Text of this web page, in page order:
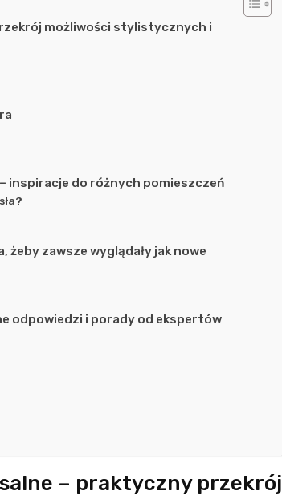
możliwości stylistycznych i
inspiracje do różnych pomieszczeń
żeby zawsze wyglądały jak nowe
odpowiedzi i porady od ekspertów
– praktyczny przekrój